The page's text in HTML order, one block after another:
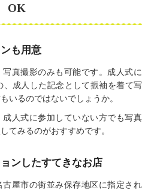
OK
も用意
真撮影のみも可能です。成人式に
成人した記念として振袖を着て写
いるのではないでしょうか。
成人式に参加していない方でも写真
てみるのがおすすめです。
ンしたすてきなお店
古屋市の街並み保存地区に指定され